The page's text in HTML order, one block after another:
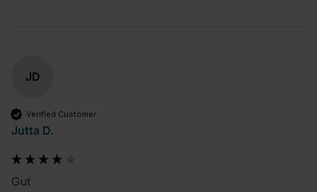
JD
Verified Customer
Jutta D.
Gut